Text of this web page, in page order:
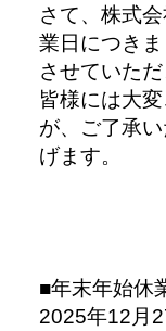
さて、株式
業日につき
させていただ
皆様には大
が、ご了承
げます。
■年末年始休
2025年12月